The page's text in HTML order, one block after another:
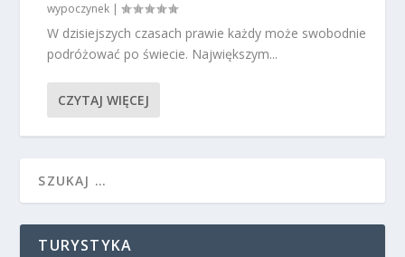
wypoczynek |
W dzisiejszych czasach prawie każdy może swobodnie
podróżować po świecie. Największym...
CZYTAJ WIĘCEJ
TURYSTYKA